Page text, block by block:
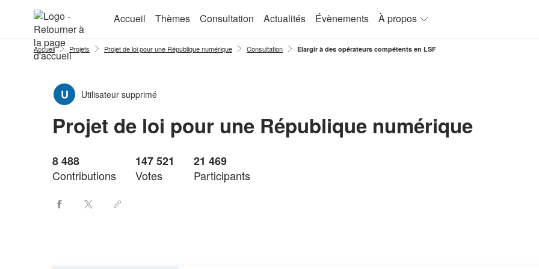
Aller au menu
Accueil Thèmes Consultation Actualités Évènements À propos
Accueil Projets Projet de loi pour une République numérique Consultation Elargir à des opérateurs compétents en LSF
U Utilisateur supprimé
Projet de loi pour une République numérique
8 488
Contributions
147 521
Votes
21 469
Participants